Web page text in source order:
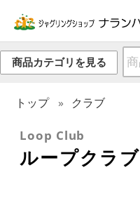
商品カテゴリを見る
トップ クラブ
Loop Club
ループクラブ